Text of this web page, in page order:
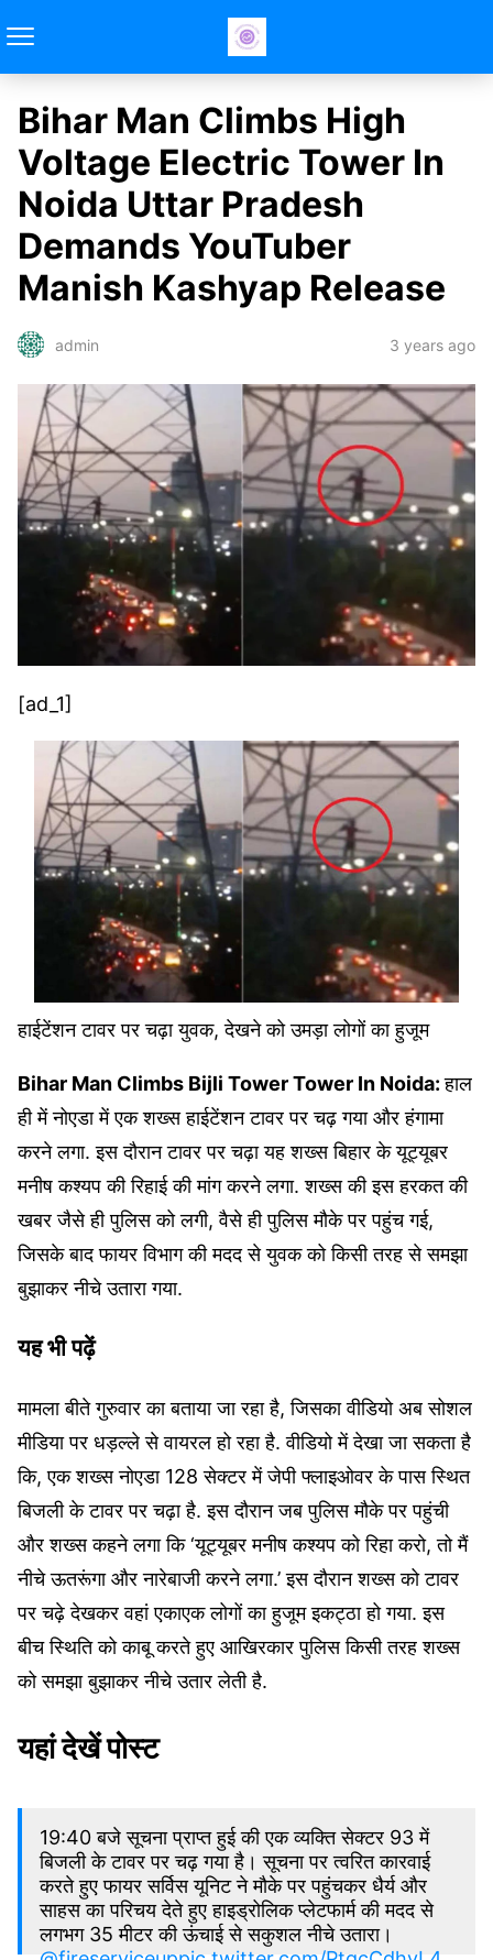
Bihar Man Climbs High
Voltage Electric Tower In
Noida Uttar Pradesh
Demands YouTuber
Manish Kashyap Release
admin 3 years ago
[ad_1]
हाईटेंशन टावर पर चढ़ा युवक, देखने को उमड़ा लोगों का हुजूम
Bihar Man Climbs Bijli Tower Tower In Noida:हाल
ही में नोएडा में एक शख्स हाईटेंशन टावर पर चढ़ गया और हंगामा
करने लगा. इस दौरान टावर पर चढ़ा यह शख्स बिहार के यूट्यूबर
मनीष कश्यप की रिहाई की मांग करने लगा. शख्स की इस हरकत की
खबर जैसे ही पुलिस को लगी, वैसे ही पुलिस मौके पर पहुंच गई,
जिसके बाद फायर विभाग की मदद से युवक को किसी तरह से समझा
बुझाकर नीचे उतारा गया.
यह भी पढ़ें
मामला बीते गुरुवार का बताया जा रहा है, जिसका वीडियो अब सोशल
मीडिया पर धड़ल्ले से वायरल हो रहा है. वीडियो में देखा जा सकता है
कि, एक शख्स नोएडा 128 सेक्टर में जेपी फ्लाइओवर के पास स्थित
बिजली के टावर पर चढ़ा है. इस दौरान जब पुलिस मौके पर पहुंची
और शख्स कहने लगा कि ‘यूट्यूबर मनीष कश्यप को रिहा करो, तो मैं
नीचे ऊतरूंगा और नारेबाजी करने लगा.’ इस दौरान शख्स को टावर
पर चढ़े देखकर वहां एकाएक लोगों का हुजूम इकट्ठा हो गया. इस
बीच स्थिति को काबू करते हुए आखिरकार पुलिस किसी तरह शख्स
को समझा बुझाकर नीचे उतार लेती है.
यहां देखें पोस्ट
19:40 बजे सूचना प्राप्त हुई की एक व्यक्ति सेक्टर 93 में
बिजली के टावर पर चढ़ गया है। सूचना पर त्वरित कारवाई
करते हुए फायर सर्विस यूनिट ने मौके पर पहुंचकर धैर्य और
साहस का परिचय देते हुए हाइड्रोलिक प्लेटफार्म की मदद से
लगभग 35 मीटर की ऊंचाई से सकुशल नीचे उतारा।